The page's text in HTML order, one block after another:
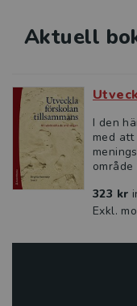
Tre
Tre
Digital
Ett
I Luleå
Aktuell
I den
med
område
323 kr
Exkl.